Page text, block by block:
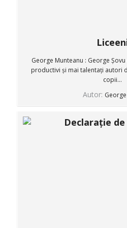
George Munteanu : George
productivi și mai talentați autori
copii...
Autor: